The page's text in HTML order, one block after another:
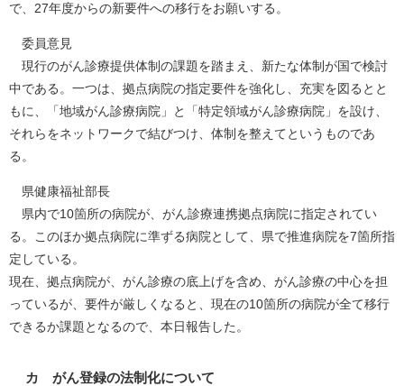
で、27年度からの新要件への移行をお願いする。
委員意見
現行のがん診療提供体制の課題を踏まえ、新たな体制が国で検討
中である。一つは、拠点病院の指定要件を強化し、充実を図るとと
もに、「地域がん診療病院」と「特定領域がん診療病院」を設け、
それらをネットワークで結びつけ、体制を整えてというものであ
る。
県健康福祉部長
県内で10箇所の病院が、がん診療連携拠点病院に指定されてい
る。このほか拠点病院に準ずる病院として、県で推進病院を7箇所指
定している。
現在、拠点病院が、がん診療の底上げを含め、がん診療の中心を担
っているが、要件が厳しくなると、現在の10箇所の病院が全て移行
できるか課題となるので、本日報告した。
カ がん登録の法制化について